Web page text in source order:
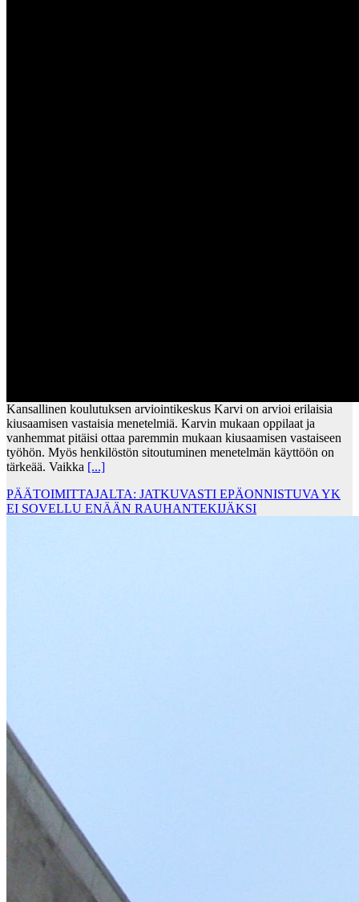
Kansallinen koulutuksen arviointikeskus Karvi on arvioi erilaisia
kiusaamisen vastaisia menetelmiä. Karvin mukaan oppilaat ja
vanhemmat pitäisi ottaa paremmin mukaan kiusaamisen vastaiseen
työhön. Myös henkilöstön sitoutuminen menetelmän käyttöön on
tärkeää. Vaikka [...]
PÄÄTOIMITTAJALTA: JATKUVASTI EPÄONNISTUVA YK
EI SOVELLU ENÄÄN RAUHANTEKIJÄKSI